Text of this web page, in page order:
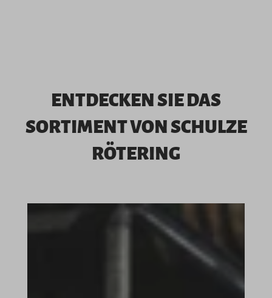
ENTDECKEN SIE DAS
SORTIMENT VON SCHULZE
RÖTERING